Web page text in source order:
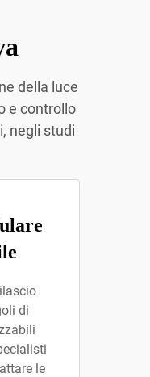
della luce
e controllo
negli studi
di
le